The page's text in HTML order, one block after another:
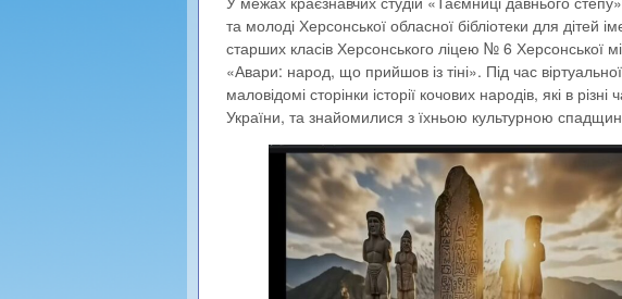
та молоді Херсонської обласної бібліотеки для дітей
старших класів Херсонського ліцею № 6 Херсонської
«Авари: народ, що прийшов із тіні». Під час
маловідомі сторінки історії кочових народів, які в
України, та знайомилися з їхньою культурною